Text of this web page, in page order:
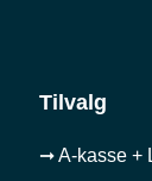
Tilvalg
➞ A-kasse +